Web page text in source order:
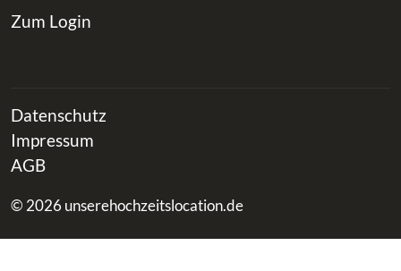
Zum Login
Datenschutz
Impressum
AGB
© 2026 unserehochzeitslocation.de